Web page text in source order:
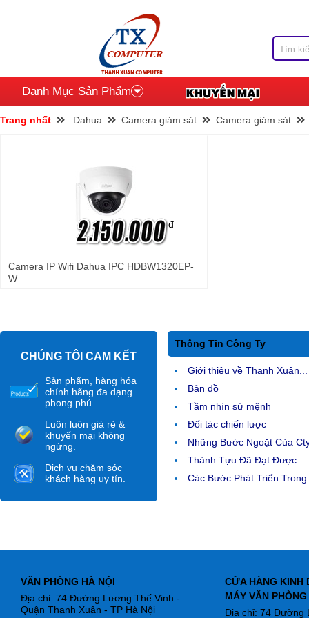
Danh Mục Sản Phẩm
Trang nhất Dahua Camera giám sát Camera giám sát
đ
Camera IP Wifi Dahua IPC HDBW1320EP-
W
CHÚNG TÔI CAM KẾT
Sản phẩm, hàng hóa
chính hãng đa dạng
phong phú.
Luôn luôn giá rẻ &
khuyến mại không
ngừng.
Dịch vụ chăm sóc
khách hàng uy tín.
Thông Tin Công Ty
Giới thiệu về Thanh Xuân...
Bản đồ
Tầm nhìn sứ mệnh
Đối tác chiến lược
Những Bước Ngoặt Của
Thành Tựu Đã Đạt Được
Các Bước Phát Triển
VĂN PHÒNG HÀ NỘI
Địa chỉ: 74 Đường Lương Thế Vinh -
Quận Thanh Xuân - TP Hà Nội
CỬA HÀNG KINH
MÁY VĂN PHÒNG
Địa chỉ: 74 Đường